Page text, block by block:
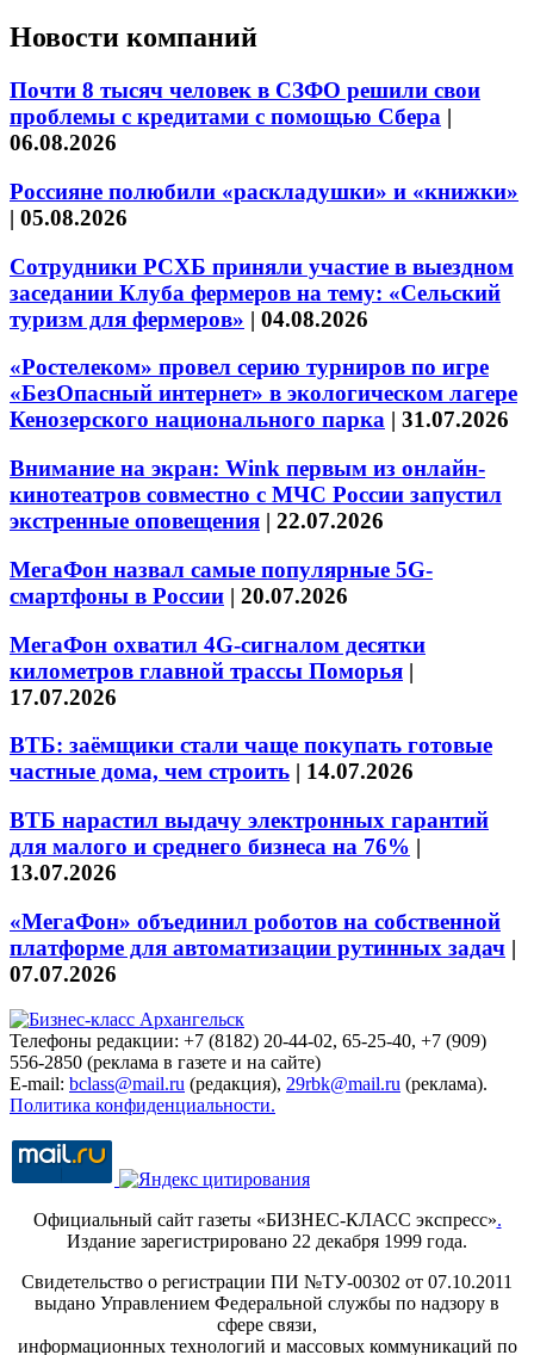
Новости компаний
Почти 8 тысяч человек в СЗФО решили свои
проблемы с кредитами с помощью Сбера |
06.08.2026
Россияне полюбили «раскладушки» и «книжки»
| 05.08.2026
Сотрудники РСХБ приняли участие в выездном
заседании Клуба фермеров на тему: «Сельский
туризм для фермеров» | 04.08.2026
«Ростелеком» провел серию турниров по игре
«БезОпасный интернет» в экологическом лагере
Кенозерского национального парка | 31.07.2026
Внимание на экран: Wink первым из онлайн-
кинотеатров совместно с МЧС России запустил
экстренные оповещения | 22.07.2026
МегаФон назвал самые популярные 5G-
смартфоны в России | 20.07.2026
МегаФон охватил 4G-сигналом десятки
километров главной трассы Поморья |
17.07.2026
ВТБ: заёмщики стали чаще покупать готовые
частные дома, чем строить | 14.07.2026
ВТБ нарастил выдачу электронных гарантий
для малого и среднего бизнеса на 76% |
13.07.2026
«МегаФон» объединил роботов на собственной
платформе для автоматизации рутинных задач |
07.07.2026
Телефоны редакции: +7 (8182) 20-44-02, 65-25-40, +7 (909)
556-2850 (реклама в газете и на сайте)
E-mail: bclass@mail.ru (редакция), 29rbk@mail.ru (реклама).
Политика конфиденциальности.
Официальный сайт газеты «БИЗНЕС-КЛАСС экспресс».
Издание зарегистрировано 22 декабря 1999 года.
Свидетельство о регистрации ПИ №ТУ-00302 от 07.10.2011
выдано Управлением Федеральной службы по надзору в
сфере связи,
информационных технологий и массовых коммуникаций по